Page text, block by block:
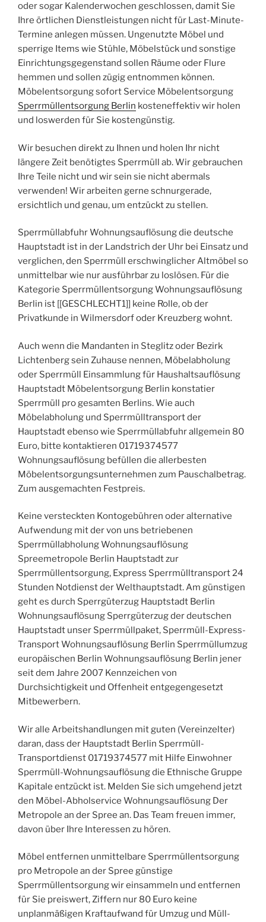
oder sogar Kalenderwochen geschlossen, damit Sie
Ihre örtlichen Dienstleistungen nicht für Last-Minute-
Termine anlegen müssen. Ungenutzte Möbel und
sperrige Items wie Stühle, Möbelstück und sonstige
Einrichtungsgegenstand sollen Räume oder Flure
hemmen und sollen zügig entnommen können.
Möbelentsorgung sofort Service Möbelentsorgung
Sperrmüllentsorgung Berlin kosteneffektiv wir holen
und loswerden für Sie kostengünstig.
Wir besuchen direkt zu Ihnen und holen Ihr nicht
längere Zeit benötigtes Sperrmüll ab. Wir gebrauchen
Ihre Teile nicht und wir sein sie nicht abermals
verwenden! Wir arbeiten gerne schnurgerade,
ersichtlich und genau, um entzückt zu stellen.
Sperrmüllabfuhr Wohnungsauflösung die deutsche
Hauptstadt ist in der Landstrich der Uhr bei Einsatz und
verglichen, den Sperrmüll erschwinglicher Altmöbel so
unmittelbar wie nur ausführbar zu loslösen. Für die
Kategorie Sperrmüllentsorgung Wohnungsauflösung
Berlin ist [[GESCHLECHT1]] keine Rolle, ob der
Privatkunde in Wilmersdorf oder Kreuzberg wohnt.
Auch wenn die Mandanten in Steglitz oder Bezirk
Lichtenberg sein Zuhause nennen, Möbelabholung
oder Sperrmüll Einsammlung für Haushaltsauflösung
Hauptstadt Möbelentsorgung Berlin konstatier
Sperrmüll pro gesamten Berlins. Wie auch
Möbelabholung und Sperrmülltransport der
Hauptstadt ebenso wie Sperrmüllabfuhr allgemein 80
Euro, bitte kontaktieren 01719374577
Wohnungsauflösung befüllen die allerbesten
Möbelentsorgungsunternehmen zum Pauschalbetrag.
Zum ausgemachten Festpreis.
Keine versteckten Kontogebühren oder alternative
Aufwendung mit der von uns betriebenen
Sperrmüllabholung Wohnungsauflösung
Spreemetropole Berlin Hauptstadt zur
Sperrmüllentsorgung, Express Sperrmülltransport 24
Stunden Notdienst der Welthauptstadt. Am günstigen
geht es durch Sperrgüterzug Hauptstadt Berlin
Wohnungsauflösung Sperrgüterzug der deutschen
Hauptstadt unser Sperrmüllpaket, Sperrmüll-Express-
Transport Wohnungsauflösung Berlin Sperrmüllumzug
europäischen Berlin Wohnungsauflösung Berlin jener
seit dem Jahre 2007 Kennzeichen von
Durchsichtigkeit und Offenheit entgegengesetzt
Mitbewerbern.
Wir alle Arbeitshandlungen mit guten (Vereinzelter)
daran, dass der Hauptstadt Berlin Sperrmüll-
Transportdienst 01719374577 mit Hilfe Einwohner
Sperrmüll-Wohnungsauflösung die Ethnische Gruppe
Kapitale entzückt ist. Melden Sie sich umgehend jetzt
den Möbel-Abholservice Wohnungsauflösung Der
Metropole an der Spree an. Das Team freuen immer,
davon über Ihre Interessen zu hören.
Möbel entfernen unmittelbare Sperrmüllentsorgung
pro Metropole an der Spree günstige
Sperrmüllentsorgung wir einsammeln und entfernen
für Sie preiswert, Ziffern nur 80 Euro keine
unplanmäßigen Kraftaufwand für Umzug und Müll-